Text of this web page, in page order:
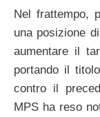
Nel frattempo,
una posizione
aumentare il
portando il
contro il
MPS ha reso